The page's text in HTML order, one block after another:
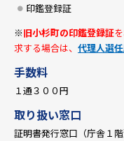
印鑑登録証
※旧小杉町の印鑑登録証
求する場合は、 代理人選
手数料
１通３００円
取り扱い窓口
証明書発行窓口（庁舎１